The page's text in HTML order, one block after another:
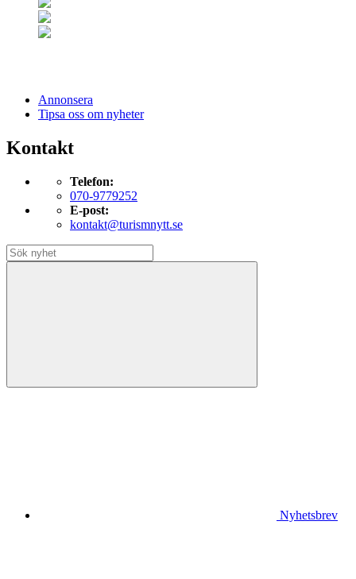
Annonsera
Tipsa oss om nyheter
Kontakt
Telefon:
070-9779252
E-post:
kontakt@turismnytt.se
Nyhetsbrev